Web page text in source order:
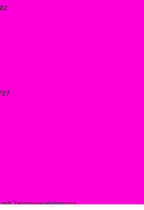
Terminvereinbarung